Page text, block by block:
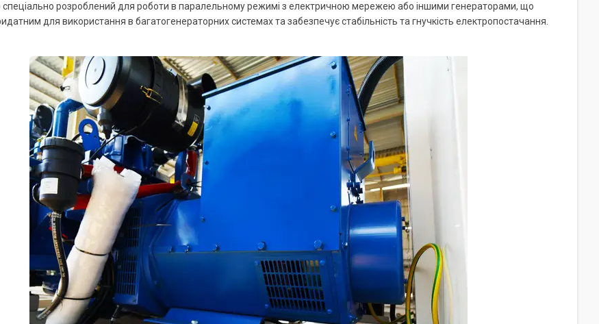
спеціально розроблений для роботи в паралельному режимі з електричною мережею або іншими генераторами, що
для використання в багатогенераторних системах та забезпечує стабільність та гнучкість електропостачання.